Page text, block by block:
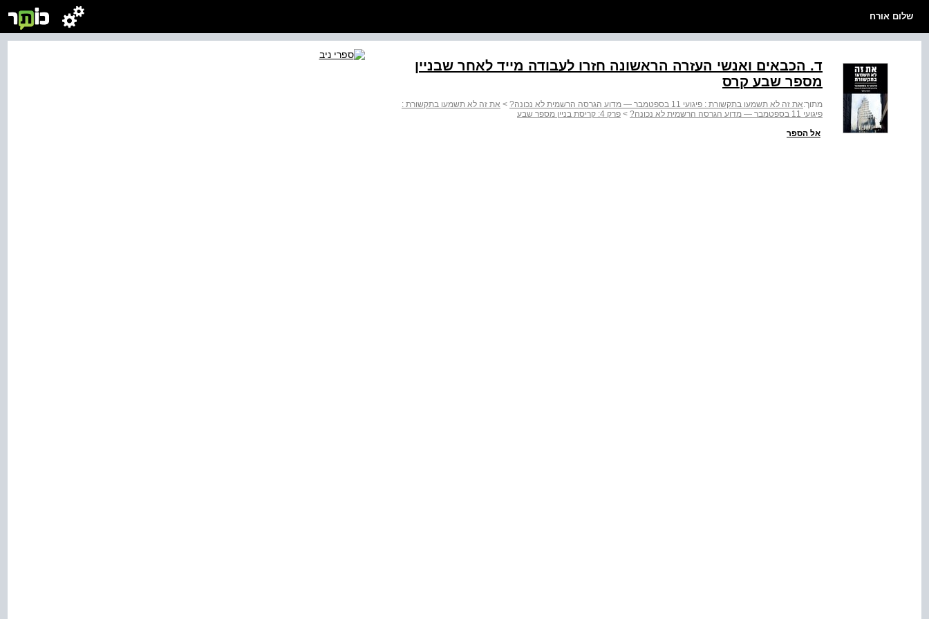
שלום אורח
ד. הכבאים ואנשי העזרה הראשונה חזרו לעבודה מייד לאחר שבניין
מספר שבע קרס
מתוך:את זה לא תשמעו בתקשורת : פיגועי 11 בספטמבר — מדוע הגרסה הרשמית לא נכונה? > את זה לא תשמעו בתקשורת :
פיגועי 11 בספטמבר — מדוע הגרסה הרשמית לא נכונה?
> פרק 4: קריסת בניין מספר שבע
אל הספר